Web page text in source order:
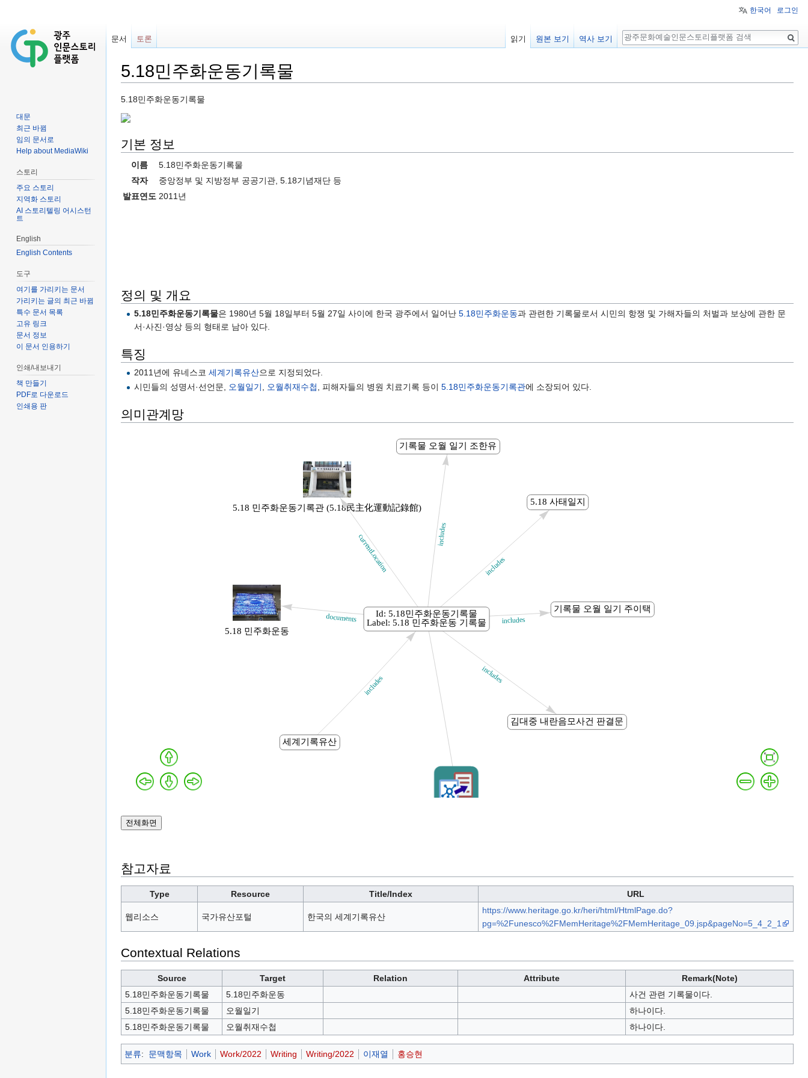
5.18민주화운동기록물
5.18민주화운동기록물
기본 정보
이름
5.18민주화운동기록물
작자
중앙정부 및 지방정부 공공기관, 5.18기념재단 등
발표연도 2011년
정의 및 개요
5.18민주화운동기록물은 1980년 5월 18일부터 5월 27일 사이에 한국 광주에서 일어난5.18민주화운동과 관련한 기록물로서 시민의 항쟁 및 가해자들의 처벌과 보상에 관한 문
서·사진·영상 등의 형태로 남아 있다.
특징
2011년에 유네스코세계기록유산으로 지정되었다.
시민들의 성명서·선언문,
오월일기 오월취재수첩 , 피해자들의 병원 치료기록 등이5.18민주화운동기록관에 소장되어 있다.
의미관계망
참고자료
Type Resource Title/Index URL
웹리소스 국가유산포털 한국의 세계기록유산
https://www.heritage.go.kr/heri/html/HtmlPage.do?
pg=%2Funesco%2FMemHeritage%2FMemHeritage_09.jsp&pageNo=5_4_2_1
Contextual Relations
Source Target Relation Attribute
Remark(Note)
5.18민주화운동기록물
5.18민주화운동
사건 관련 기록물이다.
5.18민주화운동기록물
오월일기
하나이다.
5.18민주화운동기록물
오월취재수첩 하나이다.
분류: 문맥항목 Work Work/2022 Writing Writing/2022 이재열 홍승현
한국어 로그인
문서 토론 읽기 원본 보기 역사 보기
검
색
대문
최근 바뀜
임의 문서로
Help about MediaWiki
스토리
주요 스토리
지역화 스토리
AI 스토리텔링 어시스턴
트
English
English Contents
도구
여기를 가리키는 문서
가리키는 글의 최근 바뀜
특수 문서 목록
고유 링크
문서 정보
이 문서 인용하기
인쇄/내보내기
책 만들기
PDF로 다운로드
인쇄용 판